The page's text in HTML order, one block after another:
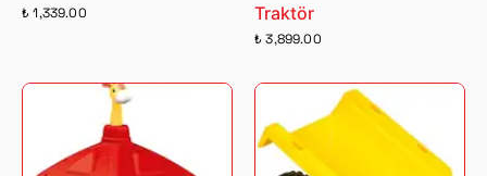
₺ 1,339.00
Traktör
₺ 3,899.00